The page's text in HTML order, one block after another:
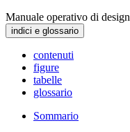
Manuale operativo di design
indici e glossario
contenuti
figure
tabelle
glossario
Sommario